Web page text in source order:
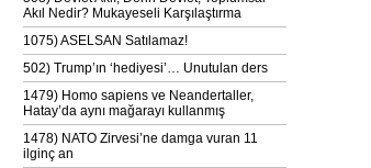
Akıl Nedir? Mukayeseli Karşılaştırma
1075) ASELSAN Satılamaz!
502) Trump’ın ‘hediyesi’… Unutulan ders
1479) Homo sapiens ve Neandertaller,
Hatay’da aynı mağarayı kullanmış
1478) NATO Zirvesi’ne damga vuran 11
ilginç an